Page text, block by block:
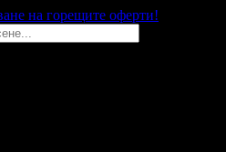
на горещите оферти!